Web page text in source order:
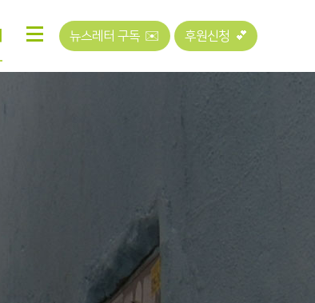
뉴스레터 구독 ✉️ 후원신청 💕